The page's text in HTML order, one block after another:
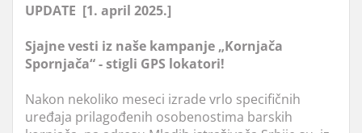
UPDATE [1. april 2025.]
Sjajne vesti iz naše kampanje „Kornjača
Spornjača“ - stigli GPS lokatori!
Nakon nekoliko meseci izrade vrlo specifičnih
uređaja prilagođenih osobenostima barskih